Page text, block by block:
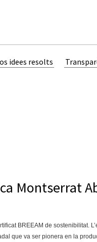
idees resolts
Montserrat
BREEAM de sostenibilitat.
que va ser pionera en la